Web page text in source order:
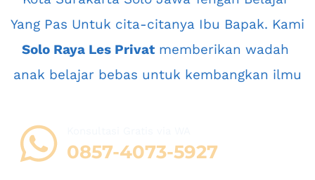
Solo Raya Les Privat memberikan wadah
anak belajar bebas untuk kembangkan ilmu
0857-4073-5927